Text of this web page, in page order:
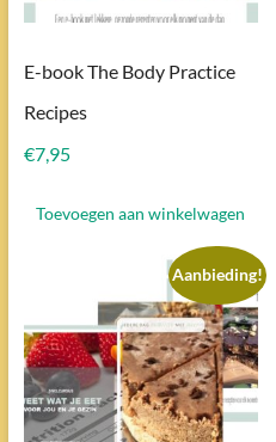
E-book The Body Practice
Recipes
€7,95
Toevoegen aan winkelwagen
Aanbieding!